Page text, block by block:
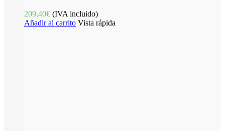
209,40€ (IVA incluido)
Añadir al carrito Vista rápida